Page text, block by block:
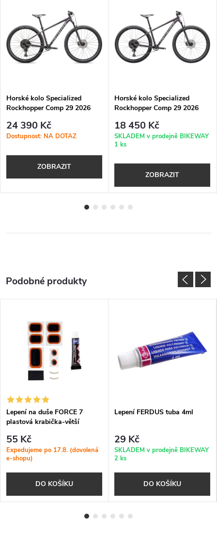
Horské kolo Specialized
Rockhopper Comp 29 2026
24 390 Kč
Dostupnost: NA DOTAZ
ZOBRAZIT
Horské kolo Specialized
Rockhopper Comp 29 2026
Dolomite Metallic
18 450 Kč
SKLADEM v prodejně BIKEWAY
1 ks
ZOBRAZIT
Lepení na duše FORCE 7
plastová krabička-větší
55 Kč
Expedujeme po 17.8. (dovolená
e-shopu)
DO KOŠÍKU
Lepení FERDUS tuba 4ml
29 Kč
SKLADEM v prodejně BIKEWAY
2 ks
DO KOŠÍKU